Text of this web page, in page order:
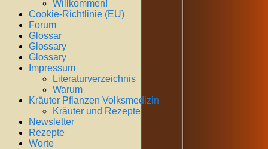
Willkommen!
Cookie-Richtlinie (EU)
Forum
Glossar
Glossary
Glossary
Impressum
Literaturverzeichnis
Warum
Kräuter Pflanzen Volksmedizin
Kräuter und Rezepte
Newsletter
Rezepte
Worte